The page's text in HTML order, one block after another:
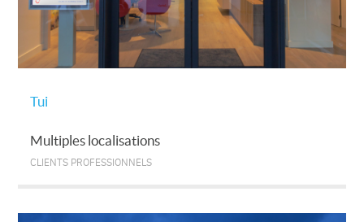
Tui
Multiples localisations
CLIENTS PROFESSIONNELS